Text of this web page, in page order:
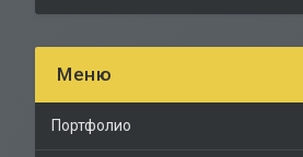
Портфолио